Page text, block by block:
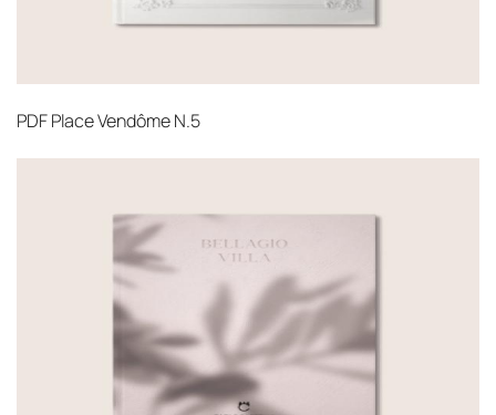
PDFPlace Vendôme N.5